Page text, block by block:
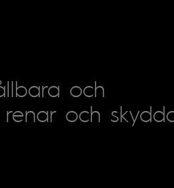
och
och